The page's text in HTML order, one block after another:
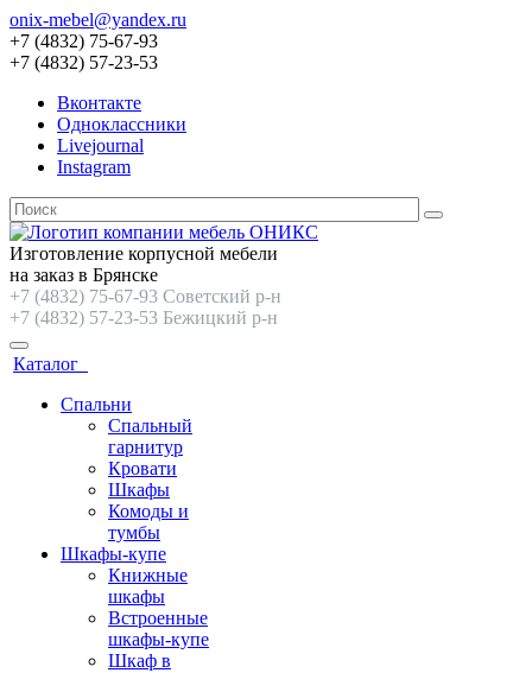
onix-mebel@yandex.ru
+7 (4832) 75-67-93
+7 (4832) 57-23-53
Вконтакте
Одноклассники
Livejournal
Instagram
Изготовление корпусной мебели
на заказ в Брянске
+7 (4832) 75-67-93 Советский р-н
+7 (4832) 57-23-53 Бежицкий р-н
Каталог
Спальни
Спальный
гарнитур
Кровати
Шкафы
Комоды и
тумбы
Шкафы-купе
Книжные
шкафы
Встроенные
шкафы-купе
Шкаф в